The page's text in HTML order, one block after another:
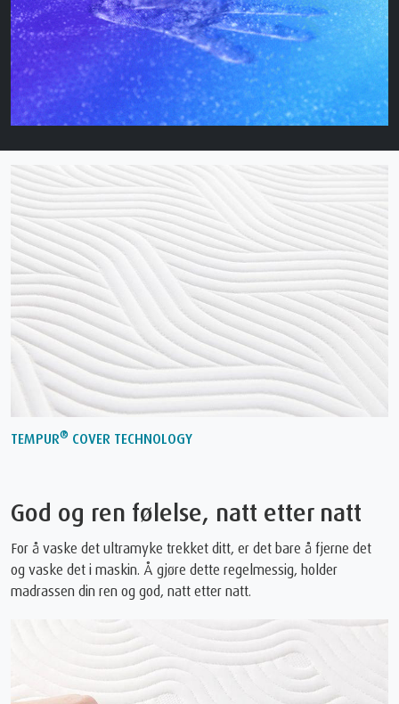
TEMPUR® COVER TECHNOLOGY
God og ren følelse, natt etter natt
For å vaske det ultramyke trekket ditt, er det bare å fjerne det
og vaske det i maskin. Å gjøre dette regelmessig, holder
madrassen din ren og god, natt etter natt.